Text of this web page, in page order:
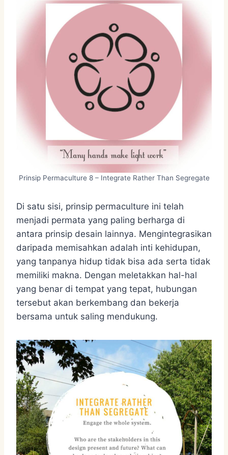
Prinsip Permaculture 8 – Integrate Rather Than Segregate
Di satu sisi, prinsip permaculture ini telah
menjadi permata yang paling berharga di
antara prinsip desain lainnya. Mengintegrasikan
daripada memisahkan adalah inti kehidupan,
yang tanpanya hidup tidak bisa ada serta tidak
memiliki makna. Dengan meletakkan hal-hal
yang benar di tempat yang tepat, hubungan
tersebut akan berkembang dan bekerja
bersama untuk saling mendukung.